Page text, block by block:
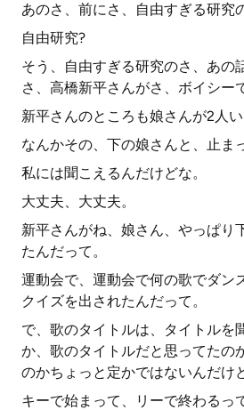
あのさ、前にさ、自由すぎる研究
自由研究?
そう、自由すぎる研究のさ、あの
さ、高橋新平さんがさ、ボイシー
新平さんのところも娘さんが2人い
なんかその、下の娘さんと、止ま
私には聞こえるんだけどな。
大丈夫、大丈夫。
新平さんがね、娘さん、やっぱり
たんだって。
運動会で、運動会で何の歌でダン
クイズを出されたんだって。
で、歌のタイトルは、タイトルを
か、歌のタイトルだと思ってたの
のかちょっと定かではないんだけ
キーで始まって、リーで終わるっ